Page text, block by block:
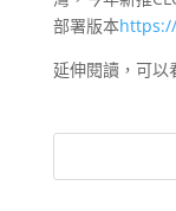
部署版本
延伸閱讀，可以